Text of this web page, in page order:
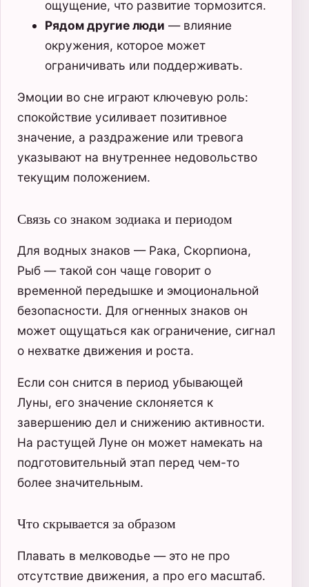
ощущение, что развитие тормозится.
Рядом другие люди — влияние
окружения, которое может
ограничивать или поддерживать.
Эмоции во сне играют ключевую роль:
спокойствие усиливает позитивное
значение, а раздражение или тревога
указывают на внутреннее недовольство
текущим положением.
Связь со знаком зодиака и периодом
Для водных знаков — Рака, Скорпиона,
Рыб — такой сон чаще говорит о
временной передышке и эмоциональной
безопасности. Для огненных знаков он
может ощущаться как ограничение, сигнал
о нехватке движения и роста.
Если сон снится в период убывающей
Луны, его значение склоняется к
завершению дел и снижению активности.
На растущей Луне он может намекать на
подготовительный этап перед чем-то
более значительным.
Что скрывается за образом
Плавать в мелководье — это не про
отсутствие движения, а про его масштаб.